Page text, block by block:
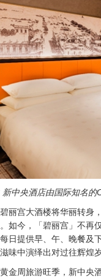
新中央酒店由国际知名的
丽宫大酒楼将华丽转身
如今，「碧丽宫」不再
日提供早、午、晚餐及
味中演绎出对过往辉煌
金周旅游旺季，新中央